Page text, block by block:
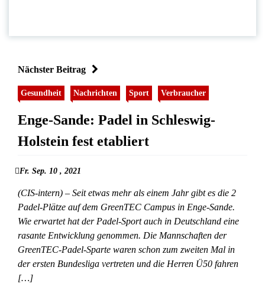
Nächster Beitrag
Gesundheit Nachrichten Sport Verbraucher
Enge-Sande: Padel in Schleswig-
Holstein fest etabliert
Fr. Sep. 10 , 2021
(CIS-intern) – Seit etwas mehr als einem Jahr gibt es die 2
Padel-Plätze auf dem GreenTEC Campus in Enge-Sande.
Wie erwartet hat der Padel-Sport auch in Deutschland eine
rasante Entwicklung genommen. Die Mannschaften der
GreenTEC-Padel-Sparte waren schon zum zweiten Mal in
der ersten Bundesliga vertreten und die Herren Ü50 fahren
[…]